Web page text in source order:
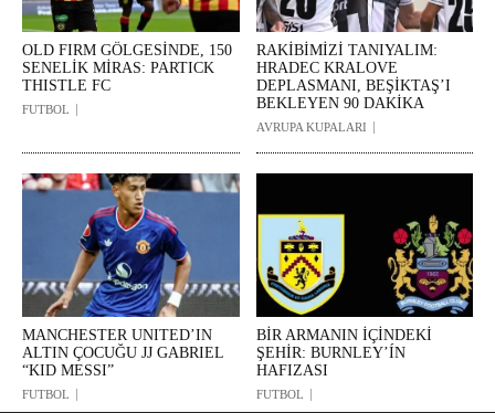
OLD FIRM GÖLGESİNDE, 150
SENELİK MİRAS: PARTICK
THISTLE FC
FUTBOL
RAKİBİMİZİ TANIYALIM:
HRADEC KRALOVE
DEPLASMANI, BEŞİKTAŞ’I
BEKLEYEN 90 DAKİKA
AVRUPA KUPALARI
MANCHESTER UNITED’IN
ALTIN ÇOCUĞU JJ GABRIEL
“KID MESSI”
FUTBOL
BİR ARMANIN İÇİNDEKİ
ŞEHİR: BURNLEY’ÍN
HAFIZASI
FUTBOL